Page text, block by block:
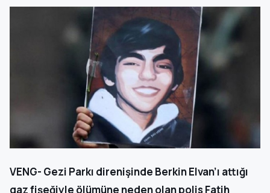
VENG- Gezi Parkı direnişinde Berkin Elvan’ı attığı
gaz fişeğiyle ölümüne neden olan polis Fatih